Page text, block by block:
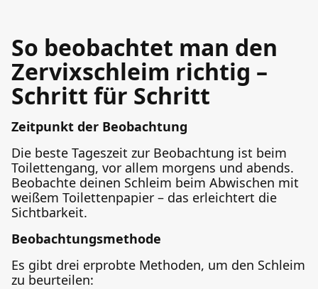
So beobachtet man den
Zervixschleim richtig –
Schritt für Schritt
Zeitpunkt der Beobachtung
Die beste Tageszeit zur Beobachtung ist beim
Toilettengang, vor allem morgens und abends.
Beobachte deinen Schleim beim Abwischen mit
weißem Toilettenpapier – das erleichtert die
Sichtbarkeit.
Beobachtungsmethode
Es gibt drei erprobte Methoden, um den Schleim
zu beurteilen: